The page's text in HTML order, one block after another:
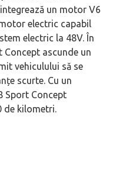
un motor V6
electric capabil
electric la 48V. În
ascunde un
vehiculului să se
scurte. Cu un
Sport Concept
de kilometri.